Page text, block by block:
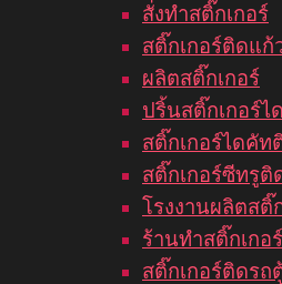
สั่งทำสติ๊กเกอร์
สติ๊กเกอร์ติดแก้
ผลิตสติ๊กเกอร์
ปริ้นสติ๊กเกอร์ไ
สติ๊กเกอร์ไดคัท
สติ๊กเกอร์ซีทรูติ
โรงงานผลิตสติ๊
ร้านทำสติ๊กเกอ
สติ๊กเกอร์ติดรถ